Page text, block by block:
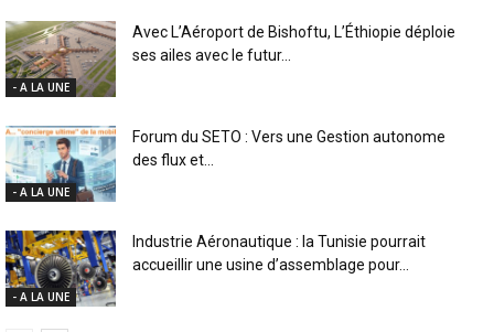
- A LA UNE
Avec L’Aéroport de Bishoftu, L’Éthiopie déploie
ses ailes avec le futur...
- A LA UNE
Forum du SETO : Vers une Gestion autonome
des flux et...
- A LA UNE
Industrie Aéronautique : la Tunisie pourrait
accueillir une usine d’assemblage pour...